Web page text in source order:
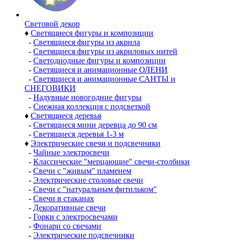
Световой декор
♦ Светящиеся фигуры и композиции
- Светящиеся фигуры из акрила
- Светящиеся фигуры из акриловых нитей
- Светодиодные фигуры и композиции
- Светящиеся и анимационные ОЛЕНИ
- Светящиеся и анимационные САНТЫ и
СНЕГОВИКИ
- Надувные новогодние фигуры
- Снежная коллекция с подсветкой
♦ Светящиеся деревья
- Светящиеся мини деревца до 90 см
- Светящиеся деревья 1-3 м
♦ Электрические свечи и подсвечники
- Чайные электросвечи
- Классические "мерцающие" свечи-столбики
- Свечи с "живым" пламенем
- Электрические столовые свечи
- Свечи с "натуральным фитильком"
- Свечи в стаканах
- Декоративные свечи
- Горки с электросвечами
- Фонари со свечами
- Электрические подсвечники